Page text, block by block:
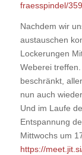
fraesspindel/
Nachdem wir
austauschen
Lockerungen
Weberei
beschränkt,
nun auch
Und im Laufe
Entspannung
Mittwochs um
https://